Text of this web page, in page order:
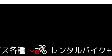
各種 レンタルバイク+